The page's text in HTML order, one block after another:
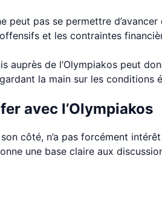
peut pas se permettre
et les contraintes
auprès de l’Olympiakos peut
la main sur les conditions
avec l’Olympiakos
son côté, n’a pas forcément
une base claire aux